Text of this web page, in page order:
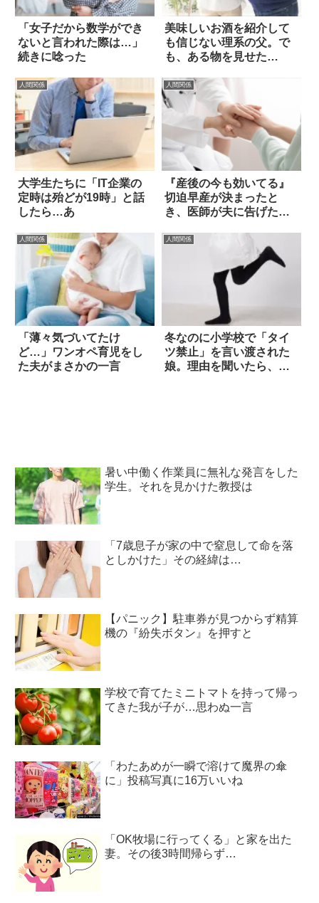
「女子だから数学ができ
ないと言われた際は…」
続きに唸った
美味しいお酒を紹介して
も信じない理系の父。で
も、ある物を見せた
人間関係
大学生たちに「IT企業の
定時は殆どが19時」と話
したら…あ
人間関係
『産後の今も効いてる』
切迫早産が決まったと
き、医師が夫に告げた言
人間関係
「薄々気づいてたけ
ど…」ワンオペ育児をし
た夫がまさかの一言
人間関係
冬なのに小学校で「タイ
ツ禁止」を言い渡された
娘。理由を聞いたら、ど
暑い中働く作業員に無礼な発言をした
学生。それを見かけた教授は
「7歳息子が家の中で窒息して命を落
としかけた」その経緯は…
【パニック】駐車券が見つからず精算
機の『紛失ボタン』を押すと
学校で育てたミニトマトを持って帰っ
てきた我が子が…思わぬ一言
「わたあめが一瞬で溶けて魔界の傘
に」投稿写真に16万いいね
「OK牧場に行ってくる」と家を出た
妻。その後3時間帰らず…